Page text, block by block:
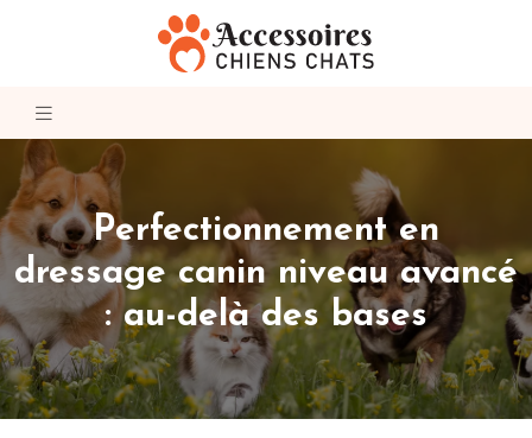
Perfectionnement en
dressage canin niveau avancé
: au-delà des bases